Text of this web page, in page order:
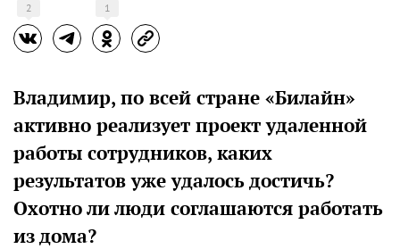
2 1
Владимир, по всей стране «Билайн»
активно реализует проект удаленной
работы сотрудников, каких
результатов уже удалось достичь?
Охотно ли люди соглашаются работать
из дома?